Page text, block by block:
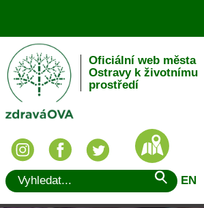
Oficiální web města
Ostravy k životnímu
prostředí
EN